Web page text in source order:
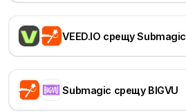
VEED.IO срещу Submagic
Submagic срещу BIGVU